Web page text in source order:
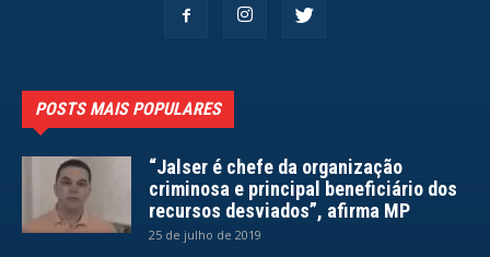
POSTS MAIS POPULARES
“Jalser é chefe da organização
criminosa e principal beneficiário dos
recursos desviados”, afirma MP
25 de julho de 2019